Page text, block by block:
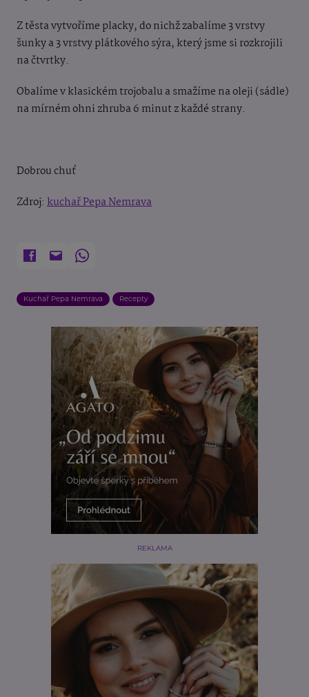
Z těsta vytvoříme placky, do nichž zabalíme 3 vrstvy
šunky a 3 vrstvy plátkového sýra, který jsme si rozkrojili
na čtvrtky.
Obalíme v klasickém trojobalu a smažíme na oleji (sádle)
na mírném ohni zhruba 6 minut z každé strany.
Dobrou chuť
Zdroj: kuchař Pepa Nemrava
Kuchař Pepa Nemrava Recepty
REKLAMA